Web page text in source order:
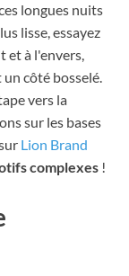
longues nuits
lisse, essayez
et à l'envers,
côté bosselé.
vers la
sur les bases
Lion Brand
complexes !